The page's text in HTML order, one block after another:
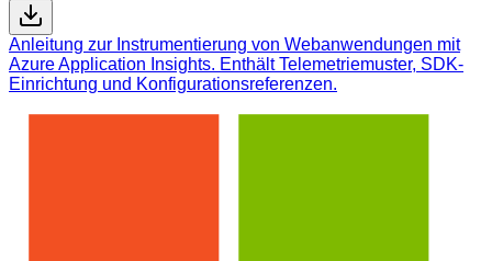
Anleitung zur Instrumentierung von Webanwendungen mit
Azure Application Insights. Enthält Telemetriemuster, SDK-
Einrichtung und Konfigurationsreferenzen.